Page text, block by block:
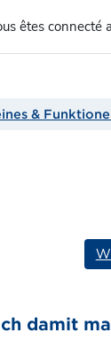
êtes connecté
&
damit